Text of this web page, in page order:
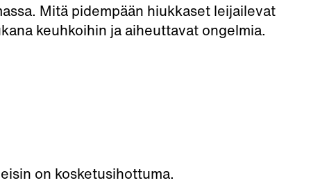
Mitä pidempään hiukkaset leijailevat
keuhkoihin ja aiheuttavat ongelmia.
on kosketusihottuma.